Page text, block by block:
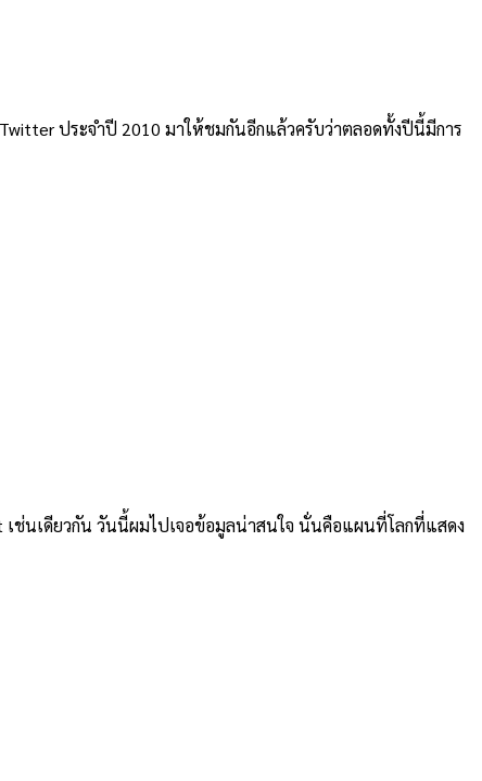
ประจำปี 2010 มาให้ชมกันอีกแล้วครับว่าตลอดทั้งปีนี้มีการ
เช่นเดียวกัน วันนี้ผมไปเจอข้อมูลน่าสนใจ นั่นคือแผนที่โลกที่แสดง